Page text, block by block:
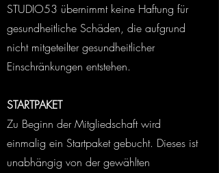
STUDIO53 übernimmt keine Haftung für
gesundheitliche Schäden, die aufgrund
nicht mitgeteilter gesundheitlicher
Einschränkungen entstehen.
STARTPAKET
Zu Beginn der Mitgliedschaft wird
einmalig ein Startpaket gebucht. Dieses ist
unabhängig von der gewählten